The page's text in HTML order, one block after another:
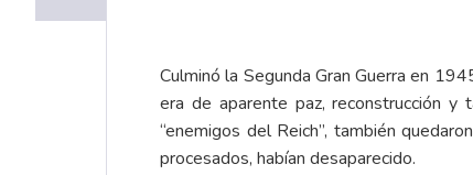
Culminó la Segunda Gran Guerra en
era de aparente paz, reconstrucción y
“enemigos del Reich”, también
procesados, habían desaparecido.